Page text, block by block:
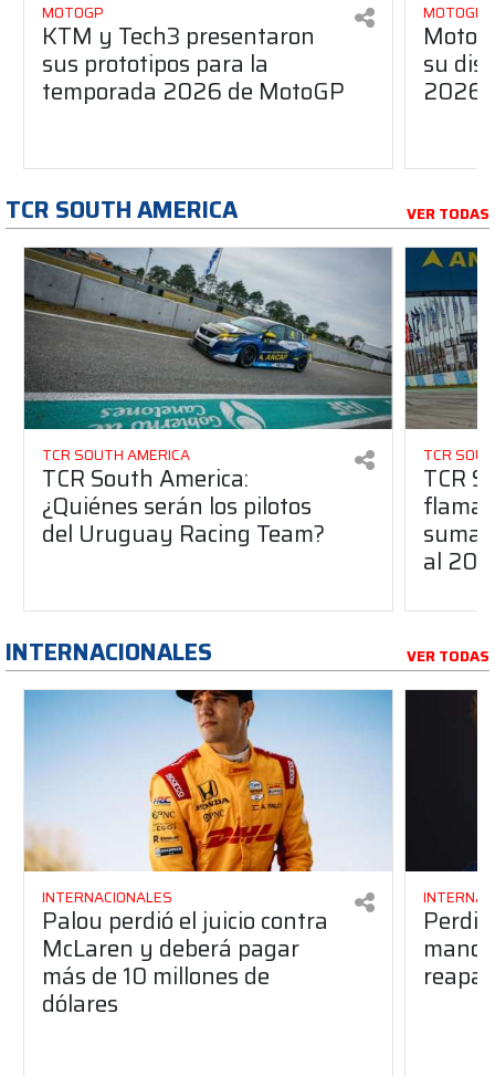
MOTOGP
KTM y Tech3 presentaron
sus prototipos para la
temporada 2026 de MotoGP
MOTOGP
su
2026
TCR SOUTH AMERICA VER TODAS
TCR SOUTH AMERICA
TCR South America:
¿Quiénes serán los pilotos
del Uruguay Racing Team?
TCR
TCR
suma
al
INTERNACIONALES VER TODAS
INTERNACIONALES
Palou perdió el juicio contra
McLaren y deberá pagar
más de 10 millones de
dólares